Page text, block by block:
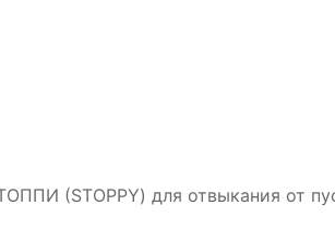
(STOPPY) для отвыкания от